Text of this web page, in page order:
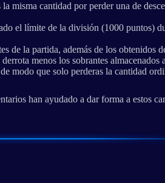
cantidad por perder una de
el límite de la división (1000 puntos)
de la partida, además de los obtenidos
menos los sobrantes almacenados
modo que solo perderas la cantidad
han ayudado a dar forma a estos